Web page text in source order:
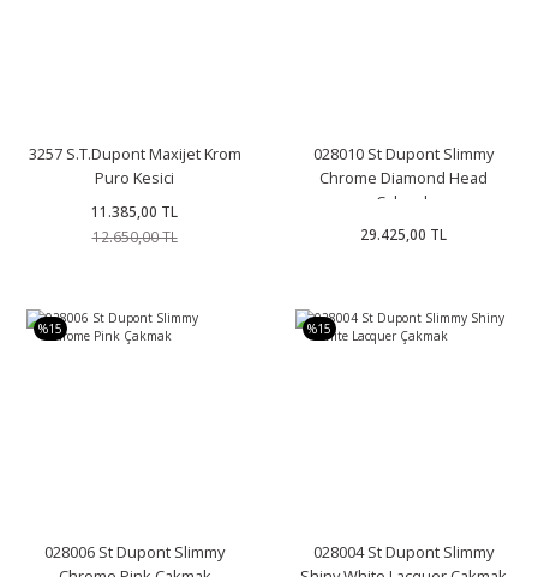
3257 S.T.Dupont Maxijet Krom
Puro Kesici
11.385,00 TL
12.650,00 TL
028010 St Dupont Slimmy
Chrome Diamond Head
Çakmak
29.425,00 TL
%15
028006 St Dupont Slimmy
%15
028004 St Dupont Slimmy